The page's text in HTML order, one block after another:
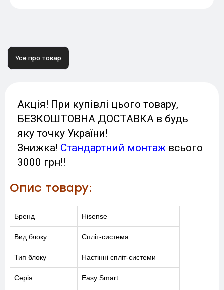
Усе про товар
Акція! При купівлі цього товару,
БЕЗКОШТОВНА ДОСТАВКА в будь
яку точку України!
Знижка! Стандартний монтаж всього
3000 грн!!
Опис товару:
Бренд Hisense
Вид блоку Спліт-система
Тип блоку Настінні спліт-системи
Серія Easy Smart